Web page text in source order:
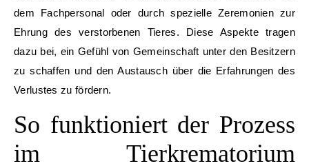
dem Fachpersonal oder durch spezielle Zeremonien zur
Ehrung des verstorbenen Tieres. Diese Aspekte tragen
dazu bei, ein Gefühl von Gemeinschaft unter den Besitzern
zu schaffen und den Austausch über die Erfahrungen des
Verlustes zu fördern.
So funktioniert der Prozess
im Tierkrematorium